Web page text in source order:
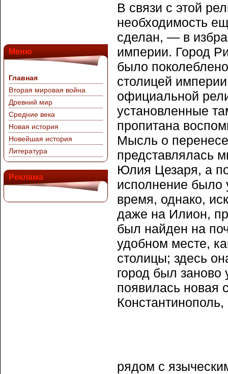
Меню
Главная
Вторая мировая война
Древний мир
Средние века
Новая история
Новейшая история
Литература
Реклама
В связи с этой
необходимость
сделан, — в
империи. Город
было
столицей
официальной
установленные
пропитана
Мысль о
представлялась
Юлия Цезаря, а
исполнение было
время, однако,
даже на Илион,
был найден на
удобном месте,
столицы; здесь
город был заново
появилась новая
рядом с